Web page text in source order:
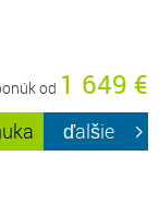
od 1 649 €
ďalšie